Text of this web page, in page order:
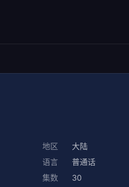
地区
大陆
语言
普通话
集数 30